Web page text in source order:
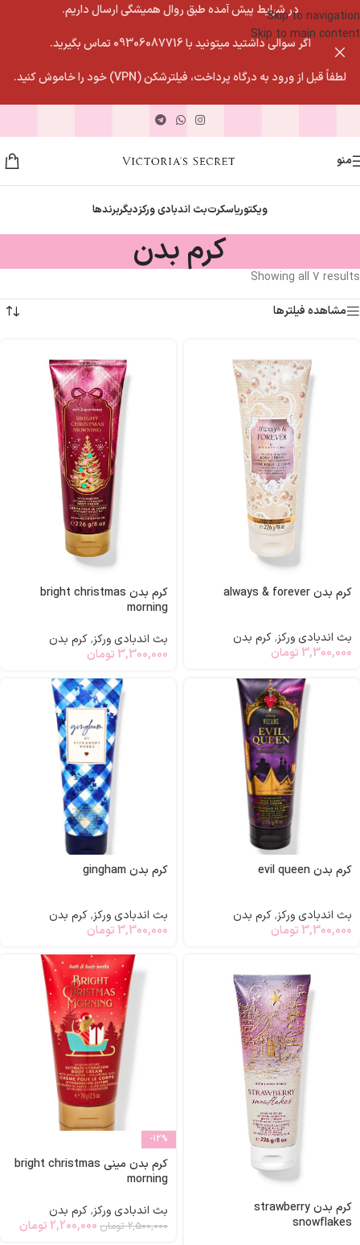
Skip to navigation
Skip to main content
در شرایط پیش آمده طبق روال همیشگی ارسال داریم.
اگر سوالی داشتید میتونید با 09306087716 تماس بگیرید.
لطفاً قبل از ورود به درگاه پرداخت، فیلترشکن (VPN) خود را خاموش کنید.
منو
ویکتوریاسکرتبث اندبادی ورکزدیگربرندها
کرم بدن
Showing all 7 results
مشاهده فیلترها
کرم بدن always & forever
بث اندبادی ورکز,کرم بدن
3,300,000 تومان
کرم بدن bright christmas
morning
بث اندبادی ورکز,کرم بدن
3,300,000 تومان
کرم بدن evil queen
بث اندبادی ورکز,کرم بدن
3,300,000 تومان
کرم بدن gingham
بث اندبادی ورکز,کرم بدن
3,300,000 تومان
کرم بدن strawberry
snowflakes
-12%
کرم بدن مینی bright christmas
morning
بث اندبادی ورکز,کرم بدن
2,500,000 تومان 2,200,000 تومان